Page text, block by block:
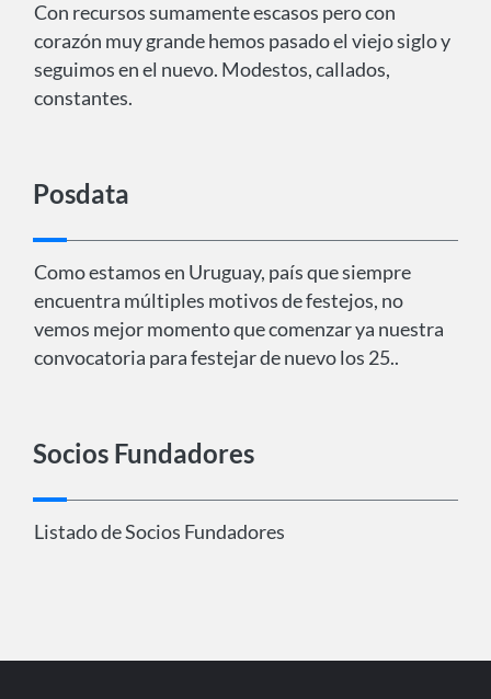
Con recursos sumamente escasos pero con
corazón muy grande hemos pasado el viejo siglo y
seguimos en el nuevo. Modestos, callados,
constantes.
Posdata
Como estamos en Uruguay, país que siempre
encuentra múltiples motivos de festejos, no
vemos mejor momento que comenzar ya nuestra
convocatoria para festejar de nuevo los 25..
Socios Fundadores
Listado de Socios Fundadores